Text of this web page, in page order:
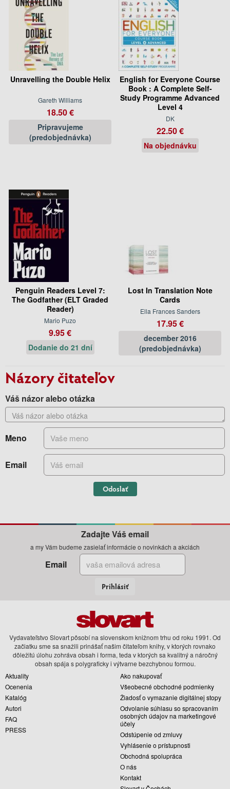
Unravelling the Double Helix
Gareth Williams
18.50 €
Pripravujeme
(predobjednávka)
English for Everyone Course
Book : A Complete Self-
Study Programme Advanced
Level 4
DK
22.50 €
Na objednávku
Penguin Readers Level 7:
The Godfather (ELT Graded
Reader)
Mario Puzo
9.95 €
Dodanie do 21 dní
Lost In Translation Note
Cards
Ella Frances Sanders
17.95 €
december 2016
(predobjednávka)
Názory čitateľov
Váš názor alebo otázka
Meno
Email
Odoslať
Zadajte Váš email
a my Vám budeme zasielať informácie o novinkách a akciách
Email
Prihlásiť
Vydavateľstvo Slovart pôsobí na slovenskom knižnom trhu od roku 1991. Od
začiatku sme sa snažili prinášať našim čitateľom knihy, v ktorých rovnako
dôležitú úlohu zohráva obsah i forma, teda v ktorých sa kvalitný a náročný
obsah spája s polygraficky i výtvarne bezchybnou formou.
Aktuality
Ocenenia
Katalóg
Autori
FAQ
PRESS
Ako nakupovať
Všeobecné obchodné podmienky
Žiadosť o vymazanie digitálnej stopy
Odvolanie súhlasu so spracovaním
osobných údajov na marketingové
účely
Odstúpenie od zmluvy
Vyhlásenie o prístupnosti
Obchodná spolupráca
O nás
Kontakt